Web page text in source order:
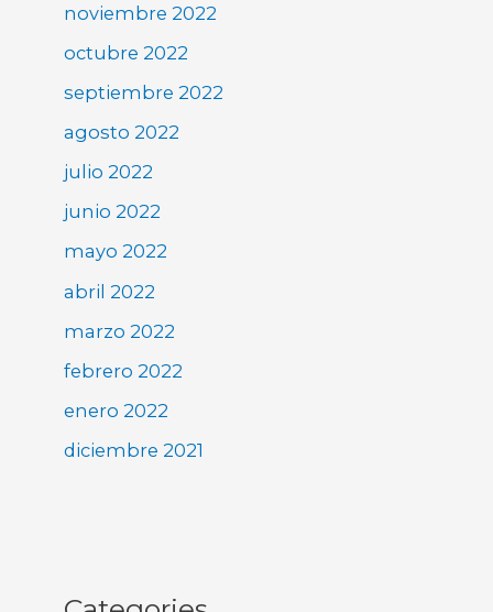
noviembre 2022
octubre 2022
septiembre 2022
agosto 2022
julio 2022
junio 2022
mayo 2022
abril 2022
marzo 2022
febrero 2022
enero 2022
diciembre 2021